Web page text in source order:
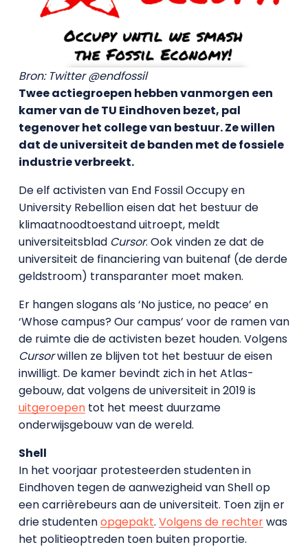
Bron: Twitter @endfossil
Twee actiegroepen hebben vanmorgen een
kamer van de TU Eindhoven bezet, pal
tegenover het college van bestuur. Ze willen
dat de universiteit de banden met de fossiele
industrie verbreekt.
De elf activisten van End Fossil Occupy en
University Rebellion eisen dat het bestuur de
klimaatnoodtoestand uitroept, meldt
universiteitsblad Cursor. Ook vinden ze dat de
universiteit de financiering van buitenaf (de derde
geldstroom) transparanter moet maken.
Er hangen slogans als ‘No justice, no peace’ en
‘Whose campus? Our campus’ voor de ramen van
de ruimte die de activisten bezet houden. Volgens
Cursorwillen ze blijven tot het bestuur de eisen
inwilligt. De kamer bevindt zich in het Atlas-
gebouw, dat volgens de universiteit in 2019 is
uitgeroepentot het meest duurzame
onderwijsgebouw van de wereld.
Shell
In het voorjaar protesteerden studenten in
Eindhoven tegen de aanwezigheid van Shell op
een carrièrebeurs aan de universiteit. Toen zijn er
drie studentenopgepakt. Volgens de rechterwas
het politieoptreden toen buiten proportie.